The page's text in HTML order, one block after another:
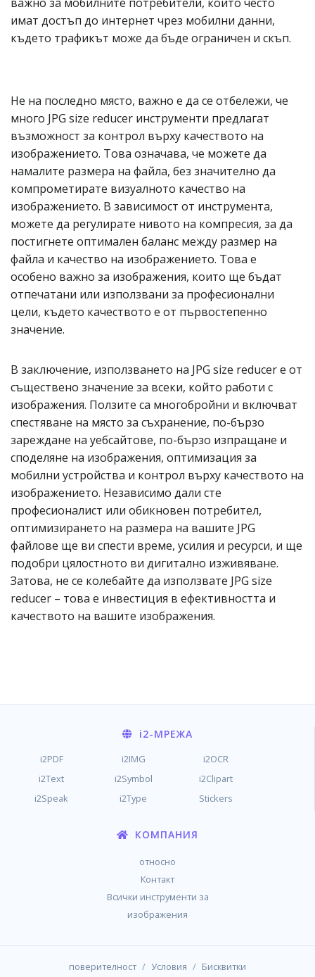
имат достъп до интернет чрез мобилни данни,
където трафикът може да бъде ограничен и скъп.
Не на последно място, важно е да се отбележи, че
много JPG size reducer инструменти предлагат
възможност за контрол върху качеството на
изображението. Това означава, че можете да
намалите размера на файла, без значително да
компрометирате визуалното качество на
изображението. В зависимост от инструмента,
можете да регулирате нивото на компресия, за да
постигнете оптимален баланс между размер на
файла и качество на изображението. Това е
особено важно за изображения, които ще бъдат
отпечатани или използвани за професионални
цели, където качеството е от първостепенно
значение.
В заключение, използването на JPG size reducer е от
съществено значение за всеки, който работи с
изображения. Ползите са многобройни и включват
спестяване на място за съхранение, по-бързо
зареждане на уебсайтове, по-бързо изпращане и
споделяне на изображения, оптимизация за
мобилни устройства и контрол върху качеството на
изображението. Независимо дали сте
професионалист или обикновен потребител,
оптимизирането на размера на вашите JPG
файлове ще ви спести време, усилия и ресурси, и ще
подобри цялостното ви дигитално изживяване.
Затова, не се колебайте да използвате JPG size
reducer – това е инвестиция в ефективността и
качеството на вашите изображения.
i2-МРЕЖА
i2PDF i2IMG
i2OCR
i2Text
i2Symbol
i2Clipart
i2Speak
i2Type Stickers
КОМПАНИЯ
относно
Контакт
Всички инструменти за
изображения
поверителност / Условия / Бисквитки